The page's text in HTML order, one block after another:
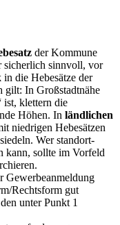
der Kommune
sicherlich sinnvoll, vor
die Hebesätze der
gilt: In Großstadtnähe
ist, klettern die
Höhen. In ländlichen
niedrigen Hebesätzen
Wer standort-
kann, sollte im Vorfeld
Gewerbeanmeldung
Rechtsform gut
unter Punkt 1